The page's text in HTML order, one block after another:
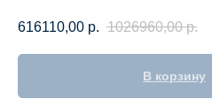
616110,00 р. 1026960,00 р.
В корзину